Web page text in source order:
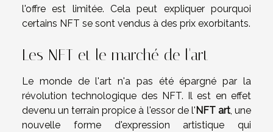
l'offre est limitée. Cela peut expliquer pourquoi
certains NFT se sont vendus à des prix exorbitants.
Les NFT et le marché de l'art
Le monde de l'art n'a pas été épargné par la
révolution technologique des NFT. Il est en effet
devenu un terrain propice à l'essor de l' NFT art, une
nouvelle forme d'expression artistique qui